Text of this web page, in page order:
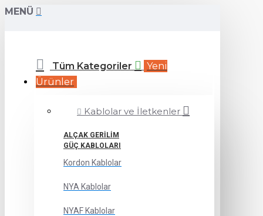
MENÜ
Tüm Kategoriler
Yeni
Ürünler
Kablolar ve İletkenler
ALÇAK GERILIM
GÜÇ KABLOLARI
Kordon Kablolar
NYA Kablolar
NYAF Kablolar